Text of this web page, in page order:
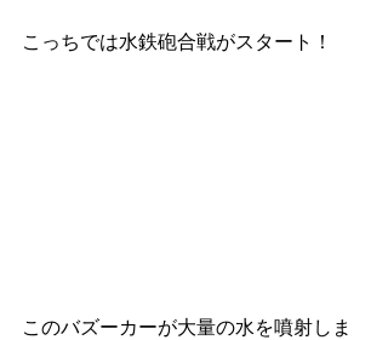
こっちでは水鉄砲合戦がスタート！
このバズーカーが大量の水を噴射しま